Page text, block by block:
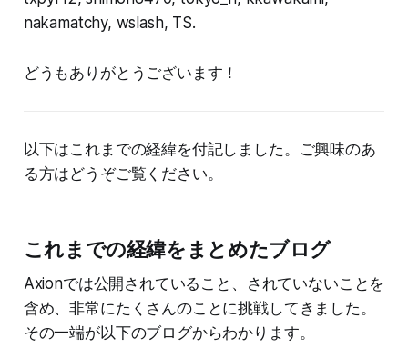
nakamatchy, wslash, TS.
どうもありがとうございます！
以下はこれまでの経緯を付記しました。ご興味のあ
る方はどうぞご覧ください。
これまでの経緯をまとめたブログ
Axionでは公開されていること、されていないことを
含め、非常にたくさんのことに挑戦してきました。
その一端が以下のブログからわかります。